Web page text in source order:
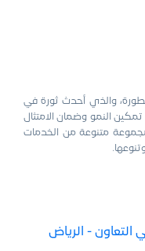
والذي أحدث ثورة في
النمو وضمان الامتثال
مجموعة متنوعة من الخدمات
- الرياض